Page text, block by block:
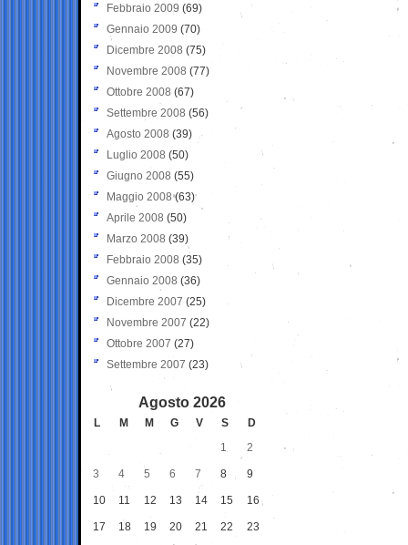
Febbraio 2009 (69)
Gennaio 2009 (70)
Dicembre 2008 (75)
Novembre 2008 (77)
Ottobre 2008 (67)
Settembre 2008 (56)
Agosto 2008 (39)
Luglio 2008 (50)
Giugno 2008 (55)
Maggio 2008(63)
Aprile 2008 (50)
Marzo 2008 (39)
Febbraio 2008 (35)
Gennaio 2008 (36)
Dicembre 2007 (25)
Novembre 2007 (22)
Ottobre 2007 (27)
Settembre 2007 (23)
Agosto 2026
L M M G V S
D
1
2
3 4 5 6 7 8 9
10 11 12 13 14 15 16
17 18 19 20 21 22 23